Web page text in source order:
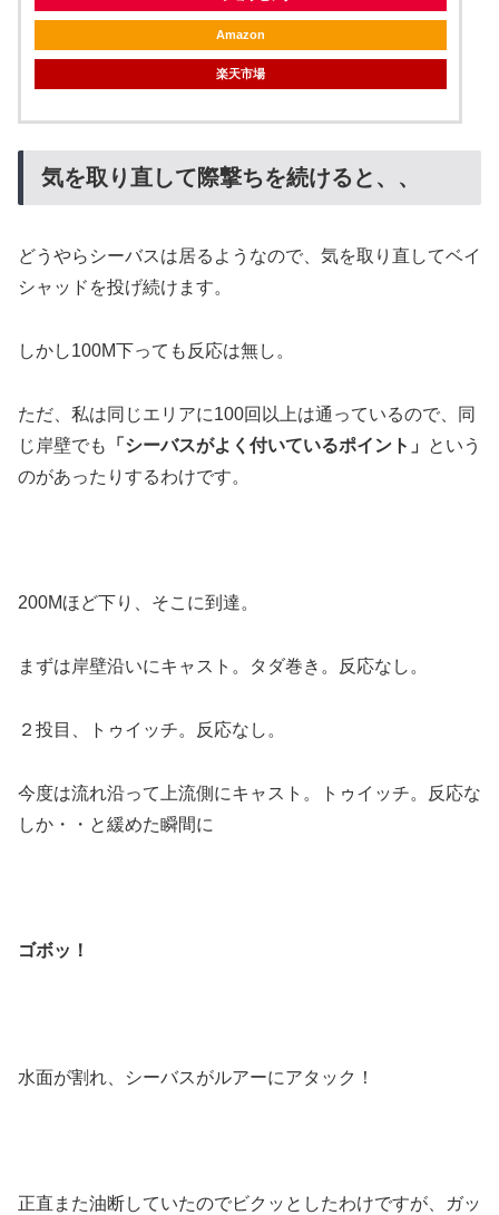
Amazon
楽天市場
気を取り直して際撃ちを続けると、、
どうやらシーバスは居るようなので、気を取り直してベイ
シャッドを投げ続けます。
しかし100M下っても反応は無し。
ただ、私は同じエリアに100回以上は通っているので、同
じ岸壁でも
「シーバスがよく付いているポイント」
という
のがあったりするわけです。
200Mほど下り、そこに到達。
まずは岸壁沿いにキャスト。タダ巻き。反応なし。
２投目、トゥイッチ。反応なし。
今度は流れ沿って上流側にキャスト。トゥイッチ。反応な
しか・・と緩めた瞬間に
ゴボッ！
水面が割れ、シーバスがルアーにアタック！
正直また油断していたのでビクッとしたわけですが、ガッ